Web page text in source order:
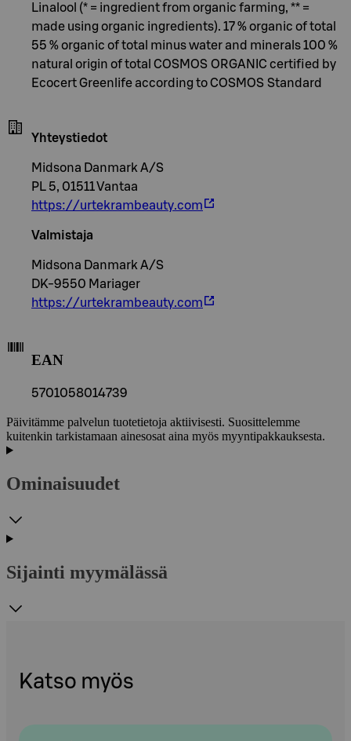
Linalool (* = ingredient from organic farming, ** =
made using organic ingredients). 17 % organic of total
55 % organic of total minus water and minerals 100 %
natural origin of total COSMOS ORGANIC certified by
Ecocert Greenlife according to COSMOS Standard
Yhteystiedot
Midsona Danmark A/S
PL 5, 01511 Vantaa
https://urtekrambeauty.com
Valmistaja
Midsona Danmark A/S
DK-9550 Mariager
https://urtekrambeauty.com
EAN
5701058014739
Päivitämme palvelun tuotetietoja aktiivisesti. Suosittelemme
kuitenkin tarkistamaan ainesosat aina myös myyntipakkauksesta.
Ominaisuudet
Sijainti myymälässä
Katso myös